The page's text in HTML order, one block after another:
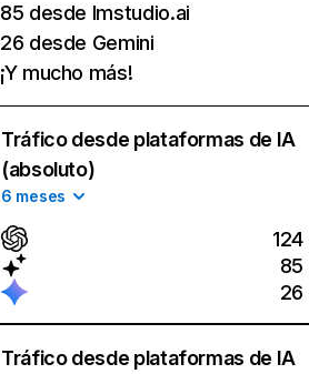
85 desde lmstudio.ai
26 desde Gemini
¡Y mucho más!
Tráfico desde plataformas de IA
(absoluto)
6 meses
124
85
26
Tráfico desde plataformas de IA